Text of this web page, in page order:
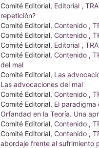
Comité Editorial, Editorial ,
repetición?
Comité Editorial, Contenido ,
Comité Editorial, Contenido ,
Comité Editorial, Editorial ,
Comité Editorial, Contenido ,
del mal
Comité Editorial, Las
Las advocaciones del mal
Comité Editorial, Contenido ,
Comité Editorial, El paradigma
Orfandad en la Teoría. Una
Comité Editorial, Contenido ,
Comité Editorial, Contenido ,
abordaje frente al sufrimiento